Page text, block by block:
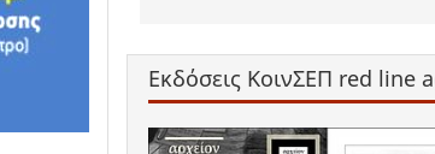
Εκδόσεις ΚοινΣΕΠ red line